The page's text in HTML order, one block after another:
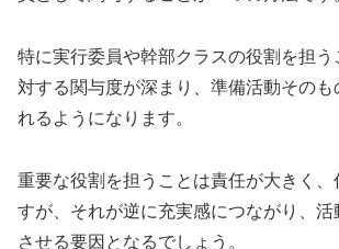
特に実行委員や幹部クラスの役割を担う
対する関与度が深まり、準備活動そのも
れるようになります。
重要な役割を担うことは責任が大きく、
すが、それが逆に充実感につながり、活
させる要因となるでしょう。